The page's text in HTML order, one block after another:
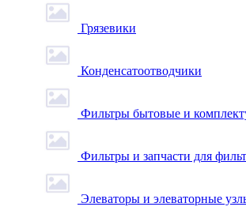
Грязевики
Конденсатоотводчики
Фильтры бытовые и
Фильтры и запчасти для
Элеваторы и элеваторные